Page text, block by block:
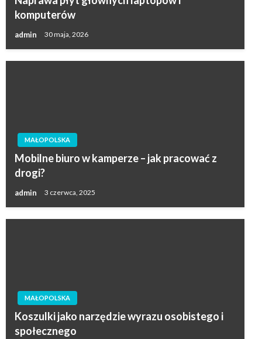
komputerów
admin 30 maja, 2026
MAŁOPOLSKA
Mobilne biuro w kamperze – jak pracować z
drogi?
admin 3 czerwca, 2025
MAŁOPOLSKA
Koszulki jako narzędzie wyrazu osobistego i
społecznego